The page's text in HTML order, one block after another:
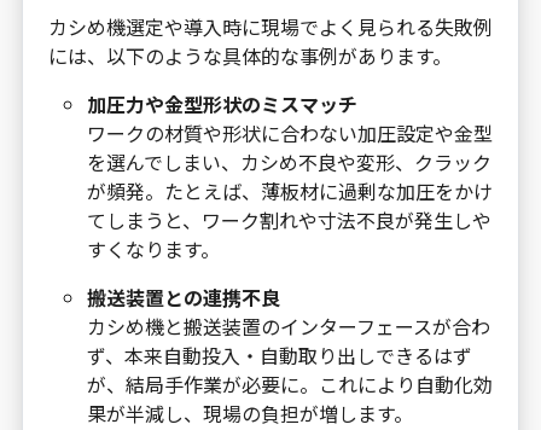
カシめ機選定や導入時に現場でよく見られる失敗例
には、以下のような具体的な事例があります。
加圧力や金型形状のミスマッチ
ワークの材質や形状に合わない加圧設定や金型
を選んでしまい、カシめ不良や変形、クラック
が頻発。たとえば、薄板材に過剰な加圧をかけ
てしまうと、ワーク割れや寸法不良が発生しや
すくなります。
搬送装置との連携不良
カシめ機と搬送装置のインターフェースが合わ
ず、本来自動投入・自動取り出しできるはず
が、結局手作業が必要に。これにより自動化効
果が半減し、現場の負担が増します。